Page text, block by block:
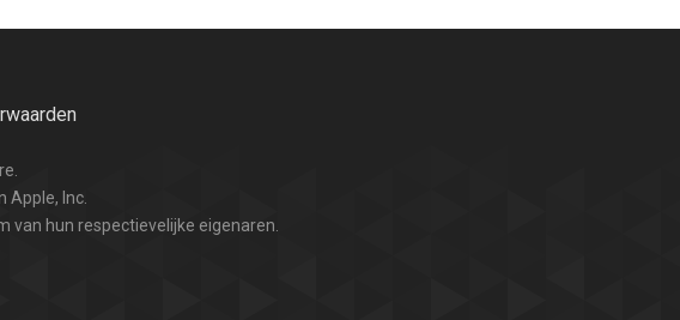
Apple, Inc.
hun respectievelijke eigenaren.